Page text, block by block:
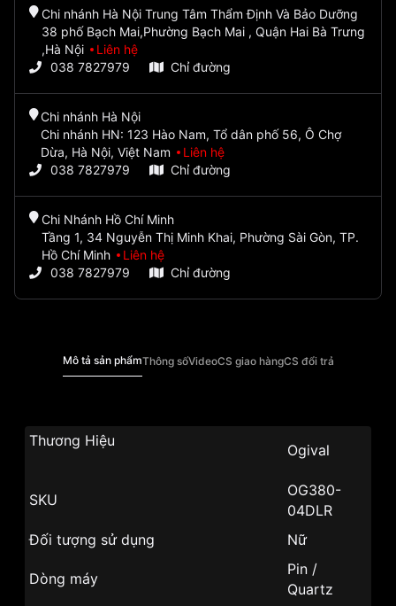
Chi nhánh Hà Nội Trung Tâm Thẩm Định Và Bảo Dưỡng
38 phố Bạch Mai,Phường Bạch Mai , Quận Hai Bà Trưng
,Hà Nội
Liên hệ
038 7827979
Chỉ đường
Chi nhánh Hà Nội
Chi nhánh HN: 123 Hào Nam, Tổ dân phố 56, Ô Chợ
Dừa, Hà Nội, Việt Nam
Liên hệ
038 7827979
Chỉ đường
Chi Nhánh Hồ Chí Minh
Tầng 1, 34 Nguyễn Thị Minh Khai, Phường Sài Gòn, TP.
Hồ Chí Minh
Liên hệ
038 7827979
Chỉ đường
Mô tả sản phẩmThông sốVideoCS giao hàngCS đổi trả
Thương Hiệu
Ogival
SKU
OG380-
04DLR
Đối tượng sử dụng
Nữ
Dòng máy
Pin /
Quartz